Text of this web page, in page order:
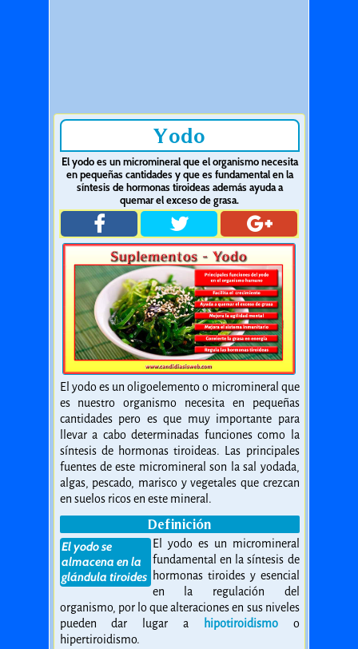
Yodo
El yodo es un micromineral que el organismo necesita
en pequeñas cantidades y que es fundamental en la
síntesis de hormonas tiroideas además ayuda a
quemar el exceso de grasa.
El yodo es un oligoelemento o micromineral que
es nuestro organismo necesita en pequeñas
cantidades pero es que muy importante para
llevar a cabo determinadas funciones como la
síntesis de hormonas tiroideas. Las principales
fuentes de este micromineral son la sal yodada,
algas, pescado, marisco y vegetales que crezcan
en suelos ricos en este mineral.
Definición
El yodo se
almacena en la
glándula tiroides
El yodo es un micromineral
fundamental en la síntesis de
hormonas tiroides y esencial
en la regulación del
organismo, por lo que alteraciones en sus niveles
pueden dar lugar a hipotiroidismoo
hipertiroidismo.